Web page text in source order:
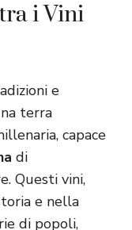
i Vini
e
terra
capace
di
Questi vini,
e nella
di popoli,